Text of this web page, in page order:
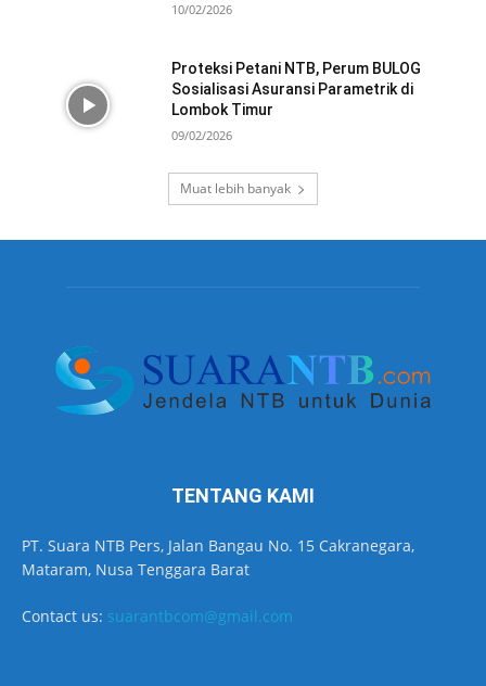
10/02/2026
Proteksi Petani NTB, Perum BULOG
Sosialisasi Asuransi Parametrik di
Lombok Timur
09/02/2026
Muat lebih banyak
TENTANG KAMI
PT. Suara NTB Pers, Jalan Bangau No. 15 Cakranegara,
Mataram, Nusa Tenggara Barat
Contact us: suarantbcom@gmail.com